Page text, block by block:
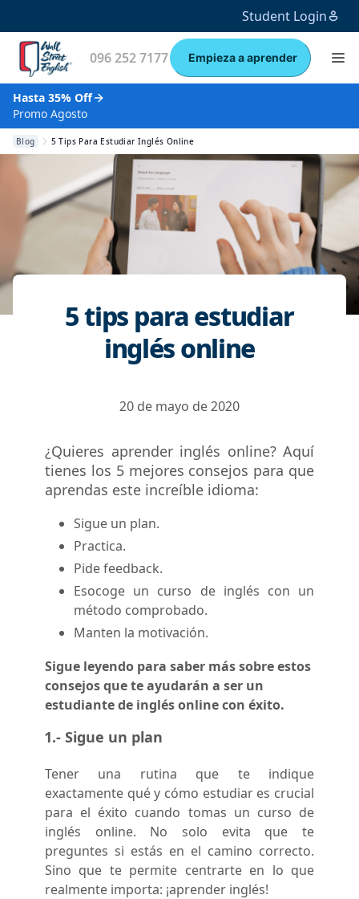
Student Login
096 252 7177 Empieza a aprender
Hasta 35% Off
Promo Agosto
Blog 5 Tips Para Estudiar Inglés Online
5 tips para estudiar
inglés online
20 de mayo de 2020
¿Quieres aprender inglés online? Aquí
tienes los 5 mejores consejos para que
aprendas este increíble idioma:
Sigue un plan.
Practica.
Pide feedback.
Esocoge un curso de inglés con un
método comprobado.
Manten la motivación.
Sigue leyendo para saber más sobre estos
consejos que te ayudarán a ser un
estudiante de inglés online con éxito.
1.- Sigue un plan
Tener una rutina que te indique
exactamente qué y cómo estudiar es crucial
para el éxito cuando tomas un curso de
inglés online. No solo evita que te
preguntes si estás en el camino correcto.
Sino que te permite centrarte en lo que
realmente importa: ¡aprender inglés!